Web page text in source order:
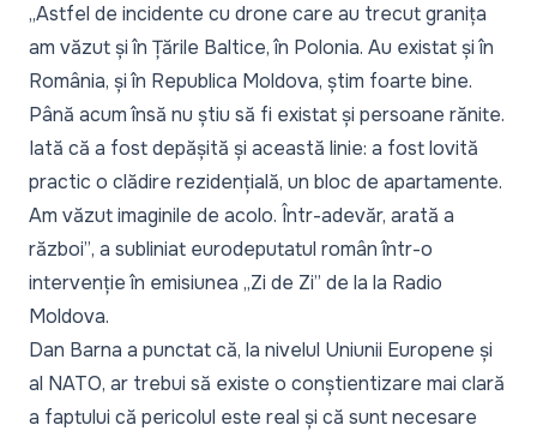
„Astfel de incidente cu drone care au trecut granița
am văzut și în Țările Baltice, în Polonia. Au existat și în
România, și în Republica Moldova, știm foarte bine.
Până acum însă nu știu să fi existat și persoane rănite.
Iată că a fost depășită și această linie: a fost lovită
practic o clădire rezidențială, un bloc de apartamente.
Am văzut imaginile de acolo. Într-adevăr, arată a
război”, a subliniat eurodeputatul român într-o
intervenție în emisiunea „Zi de Zi” de la la Radio
Moldova.
Dan Barna a punctat că, la nivelul Uniunii Europene și
al NATO, ar trebui să existe o conștientizare mai clară
a faptului că pericolul este real și că sunt necesare